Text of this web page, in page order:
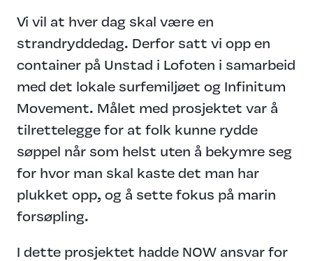
Vi vil at hver dag skal være en
strandryddedag. Derfor satt vi opp en
container på Unstad i Lofoten i samarbeid
med det lokale surfemiljøet og Infinitum
Movement. Målet med prosjektet var å
tilrettelegge for at folk kunne rydde
søppel når som helst uten å bekymre seg
for hvor man skal kaste det man har
plukket opp, og å sette fokus på marin
forsøpling.
I dette prosjektet hadde NOW ansvar for